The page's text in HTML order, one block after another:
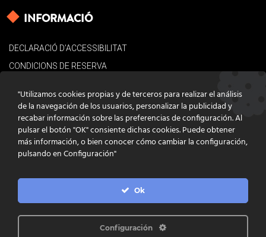
INFORMACIÓ
DECLARACIÓ D’ACCESSIBILITAT
CONDICIONS DE RESERVA
POLÍTICA DE COOKIES
CONTACTE
PROGRAMACIÓ INFOACTIVA'T
"Utilizamos cookies propias y de terceros para realizar el análisis
de la navegación de los usuarios, personalizar la publicidad y
recabar información sobre las preferencias de configuración. Al
pulsar el botón "OK" consiente dichas cookies. Puede obtener
más información, o bien conocer cómo cambiar la configuración,
pulsando en Configuración"
Ok
Configuración